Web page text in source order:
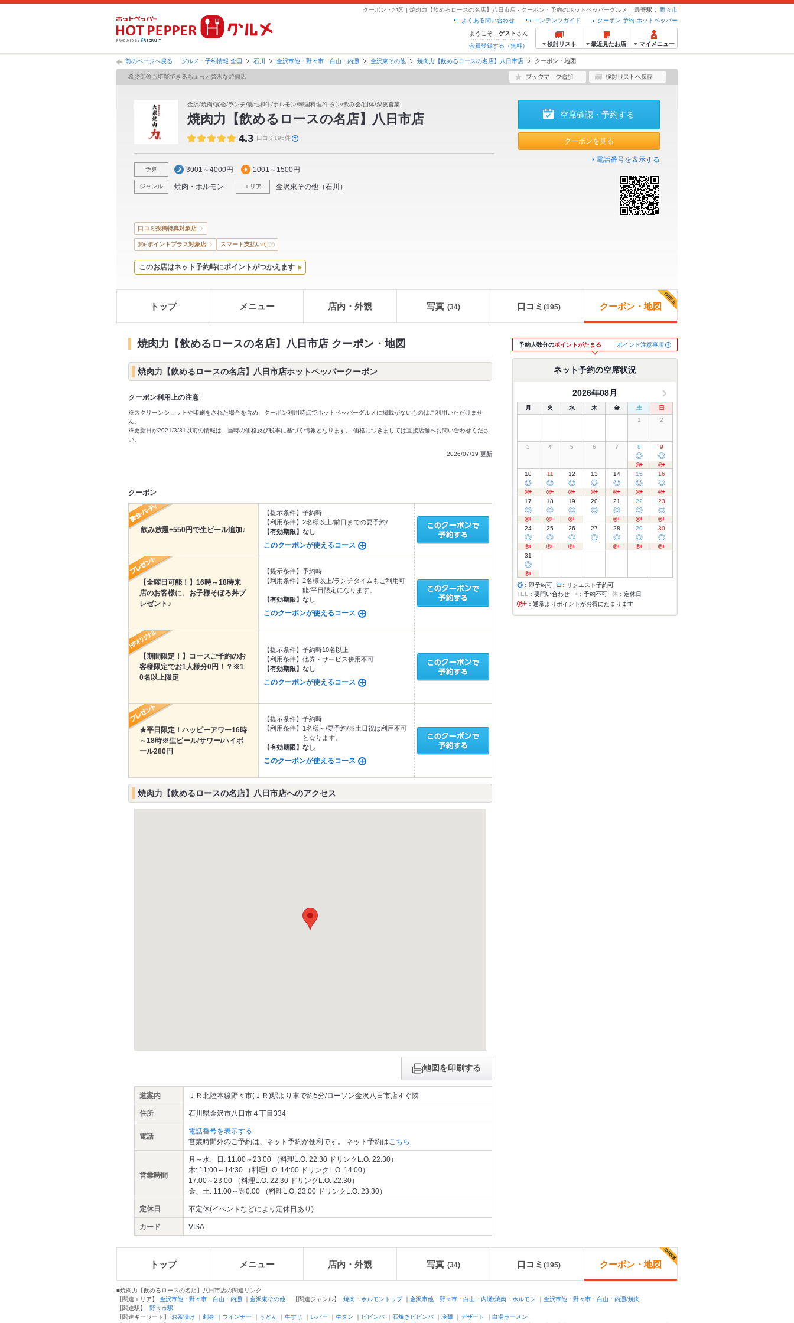
クーポン・地図 | 焼肉力【飲めるロースの名店】八日市店 - クーポン・予約のホットペッパーグルメ 最寄駅：
野々市
クーポン 予約 ホットペッパー
コンテンツガイド
よくある問い合わせ
ようこそ、 ゲスト さん
会員登録する（無料）
検討リスト 最近見たお店 マイメニュー
前のページへ戻る グルメ・予約情報 全国 石川 金沢市他・野々市・白山・内灘 金沢東その他 焼肉力【飲めるロースの名店】八日市店 クーポン・地図
希少部位も堪能できるちょっと贅沢な焼肉店
金沢/焼肉/宴会/ランチ/黒毛和牛/ホルモン/韓国料理/牛タン/飲み会/団体/深夜営業
焼肉力【飲めるロースの名店】八日市店
4.3 口コミ195件
予算 3001～4000円 1001～1500円
ジャンル 焼肉・ホルモン エリア 金沢東その他 （石川 ）
空席確認・予約する
クーポンを見る
電話番号を表示する
口コミ投稿特典対象店
ポイントプラス対象店 スマート支払い可
このお店はネット予約時にポイントがつかえます
トップ メニュー 店内・外観 写真 (34) 口コミ (195) クーポン・地図
焼肉力【飲めるロースの名店】八日市店 クーポン・地図
焼肉力【飲めるロースの名店】八日市店ホットペッパークーポン
クーポン利用上の注意
※スクリーンショットや印刷をされた場合を含め、クーポン利用時点でホットペッパーグルメに掲載がないものはご利用いただけませ
ん。
※更新日が2021/3/31以前の情報は、当時の価格及び税率に基づく情報となります。 価格につきましては直接店舗へお問い合わせくださ
い。
2026/07/19 更新
クーポン
飲み放題+550円で生ビール追加♪
【提示条件】 予約時
【利用条件】 2名様以上/前日までの要予約/
【有効期限】 なし
このクーポンが使えるコース
【全曜日可能！】16時～18時来
店のお客様に、お子様そぼろ丼プ
レゼント♪
【提示条件】 予約時
【利用条件】 2名様以上/ランチタイムもご利用可
能/平日限定になります。
【有効期限】 なし
このクーポンが使えるコース
【期間限定！】コースご予約のお
客様限定でお1人様分0円！？※1
0名以上限定
【提示条件】 予約時10名以上
【利用条件】 他券・サービス併用不可
【有効期限】 なし
このクーポンが使えるコース
★平日限定！ハッピーアワー16時
～18時※生ビール/サワー/ハイボ
ール280円
【提示条件】 予約時
【利用条件】
1名様～/要予約/※土日祝は利用不可
となります。
【有効期限】 なし
このクーポンが使えるコース
焼肉力【飲めるロースの名店】八日市店へのアクセス
地図を印刷する
道案内 ＪＲ北陸本線野々市(ＪＲ)駅より車で約5分/ローソン金沢八日市店すぐ隣
住所 石川県金沢市八日市４丁目334
電話
電話番号を表示する
営業時間外のご予約は、ネット予約が便利です。 ネット予約はこちら
営業時間
月～水、日: 11:00～23:00 （料理L.O. 22:30 ドリンクL.O. 22:30）
木: 11:00～14:30 （料理L.O. 14:00 ドリンクL.O. 14:00）
17:00～23:00 （料理L.O. 22:30 ドリンクL.O. 22:30）
金、土: 11:00～翌0:00 （料理L.O. 23:00 ドリンクL.O. 23:30）
定休日 不定休(イベントなどにより定休日あり)
カード VISA
予約人数分のポイントがたまる ポイント注意事項
ネット予約の空席状況
2026年08月
月 火 水 木 金 土
日
1
2
3 4 5 6 7 8
◎
9
◎
10
◎
11
◎
12
◎
13
◎
14
◎
15
◎
16
◎
17
◎
18
◎
19
◎
20
◎
21
◎
22
◎
23
◎
24
◎
25
◎
26
◎
27
◎
28
◎
29
◎
30
◎
31
◎
◎ ：即予約可 □ ：リクエスト予約可
TEL
：要問い合わせ × ：予約不可 休 ：定休日
：通常よりポイントがお得にたまります
トップ メニュー 店内・外観 写真 (34) 口コミ (195) クーポン・地図
■焼肉力【飲めるロースの名店】八日市店の関連リンク
【関連エリア】 金沢市他・野々市・白山・内灘 ｜ 金沢東その他 【関連ジャンル】 焼肉・ホルモントップ｜ 金沢市他・野々市・白山・内灘/焼肉・ホルモン ｜ 金沢市他・野々市・白山・内灘/焼肉
【関連駅】 野々市駅
【関連キーワード】 お茶漬け ｜ 刺身 ｜ ウインナー ｜ うどん ｜ 牛すじ ｜ レバー ｜ 牛タン ｜ ビビンバ ｜ 石焼きビビンバ ｜ 冷麺 ｜ デザート ｜ 白湯ラーメン